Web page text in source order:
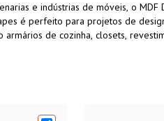
e indústrias de móveis, o MDF
é perfeito para projetos de
armários de cozinha, closets,
versátil, fácil de usinar e com